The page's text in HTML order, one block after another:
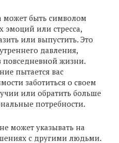
быть символом
эмоций или стресса,
или выпустить. Это
давления,
повседневной жизни.
пытается вас
заботиться о своем
или обратить больше
потребности.
может указывать на
с другими людьми.